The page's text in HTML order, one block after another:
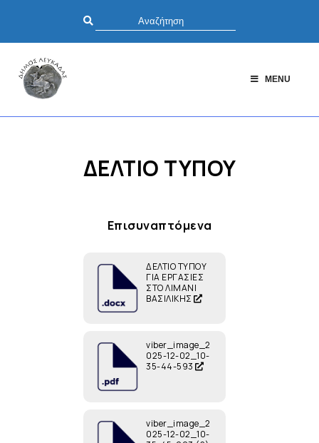
MENU
ΔΕΛΤΙΟ ΤΥΠΟΥ
Επισυναπτόμενα
ΔΕΛΤΙΟ ΤΥΠΟΥ
ΓΙΑ ΕΡΓΑΣΙΕΣ
ΣΤΟ ΛΙΜΑΝΙ
ΒΑΣΙΛΙΚΗΣ
viber_image_2
025-12-02_10-
35-44-593
viber_image_2
025-12-02_10-